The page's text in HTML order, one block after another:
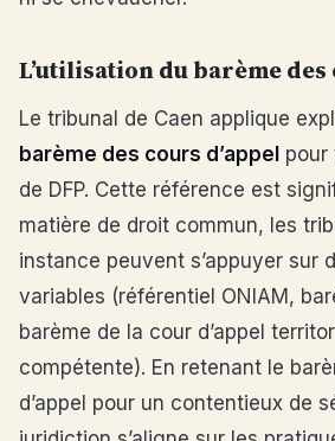
L’utilisation du barème des
Le tribunal de Caen applique
barème des cours d’appel pour
de DFP. Cette référence est
matière de droit commun, les
instance peuvent s’appuyer sur
variables (référentiel ONIAM,
barème de la cour d’appel
compétente). En retenant le
d’appel pour un contentieux de